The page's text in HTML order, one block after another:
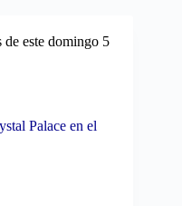
este domingo 5
Palace en el